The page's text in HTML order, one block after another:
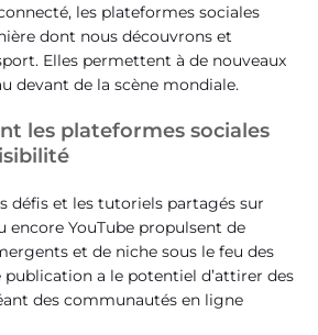
les plateformes sociales
dont nous découvrons et
Elles permettent à de nouveaux
devant de la scène mondiale.
les plateformes sociales
défis et les tutoriels partagés sur
encore YouTube propulsent de
et de niche sous le feu des
publication a le potentiel d’attirer des
des communautés en ligne